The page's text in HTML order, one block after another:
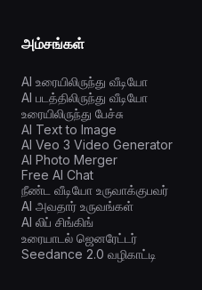
அம்சங்கள்
AI உரையிலிருந்து வீடியோ
AI படத்திலிருந்து வீடியோ
உரையிலிருந்து பேச்சு
AI Text to Image
AI Veo 3 Video Generator
AI Photo Merger
Free AI Chat
நீண்ட வீடியோ உருவாக்குபவர்
AI அவதார் உருவங்கள்
AI லிப் சிங்கிங்
உரையாடல் ஜெனரேட்டர்
Seedance 2.0 வழிகாட்டி